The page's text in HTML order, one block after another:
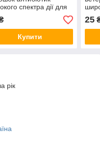
спектра дії для
і птиці
Купити
25
рік